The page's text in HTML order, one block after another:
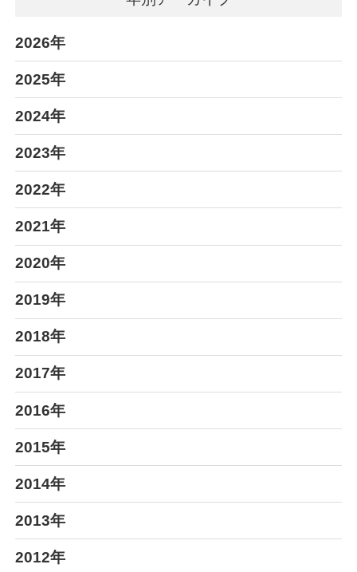
2026年
2025年
2024年
2023年
2022年
2021年
2020年
2019年
2018年
2017年
2016年
2015年
2014年
2013年
2012年